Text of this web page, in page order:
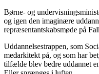
Børne- og
og igen den imaginære
repræsentantskabsmøde på
Uddannelsestrappen, som
medarkitekt på, og som har
tilfælde blev bedre uddannet